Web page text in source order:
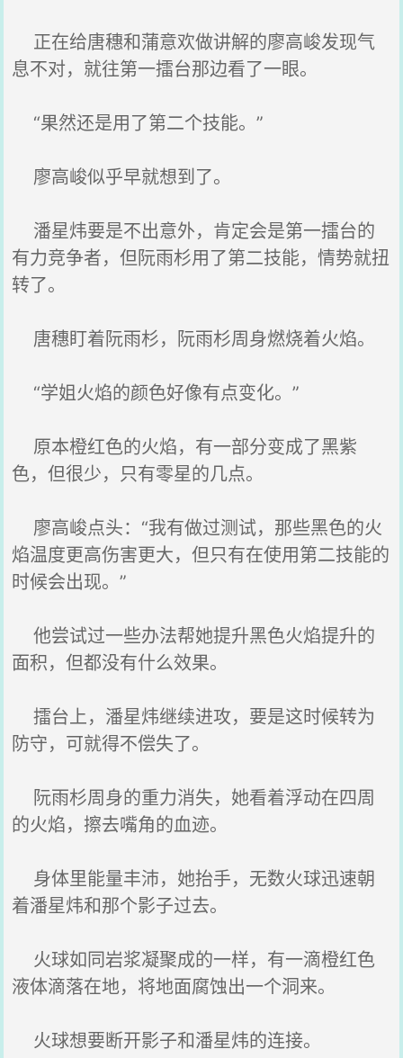
正在给唐穗和蒲意欢做讲解的廖高峻发现气
息不对，就往第一擂台那边看了一眼。
“果然还是用了第二个技能。”
廖高峻似乎早就想到了。
潘星炜要是不出意外，肯定会是第一擂台的
有力竞争者，但阮雨杉用了第二技能，情势就扭
转了。
唐穗盯着阮雨杉，阮雨杉周身燃烧着火焰。
“学姐火焰的颜色好像有点变化。”
原本橙红色的火焰，有一部分变成了黑紫
色，但很少，只有零星的几点。
廖高峻点头：“我有做过测试，那些黑色的火
焰温度更高伤害更大，但只有在使用第二技能的
时候会出现。”
他尝试过一些办法帮她提升黑色火焰提升的
面积，但都没有什么效果。
擂台上，潘星炜继续进攻，要是这时候转为
防守，可就得不偿失了。
阮雨杉周身的重力消失，她看着浮动在四周
的火焰，擦去嘴角的血迹。
身体里能量丰沛，她抬手，无数火球迅速朝
着潘星炜和那个影子过去。
火球如同岩浆凝聚成的一样，有一滴橙红色
液体滴落在地，将地面腐蚀出一个洞来。
火球想要断开影子和潘星炜的连接。